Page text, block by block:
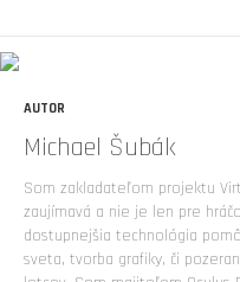
AUTOR
Michael Šubák
Som zakladateľom projektu
zaujímavá a nie je len pre
dostupnejšia technológia
sveta, tvorba grafiky, či